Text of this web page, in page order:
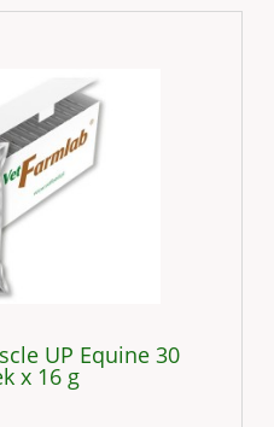
UP Equine 30
x 16 g